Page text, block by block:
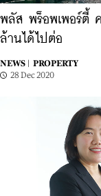
พลัส พร็อพเพอร์ตี้
ล้านได้ไปต่อ
NEWS |
PROPERTY
28 Dec 2020